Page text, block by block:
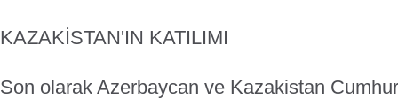
KAZAKİSTAN'IN KATILIMI
Son olarak Azerbaycan ve Kazakistan